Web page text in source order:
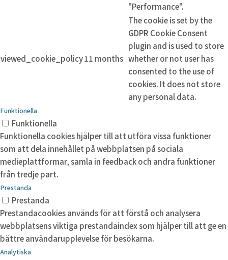
"Performance".
viewed_cookie_policy11 months
The cookie is set by the
GDPR Cookie Consent
plugin and is used to store
whether or not user has
consented to the use of
cookies. It does not store
any personal data.
Funktionella
Funktionella
Funktionella cookies hjälper till att utföra vissa funktioner
som att dela innehållet på webbplatsen på sociala
medieplattformar, samla in feedback och andra funktioner
från tredje part.
Prestanda
Prestanda
Prestandacookies används för att förstå och analysera
webbplatsens viktiga prestandaindex som hjälper till att ge en
bättre användarupplevelse för besökarna.
Analytiska